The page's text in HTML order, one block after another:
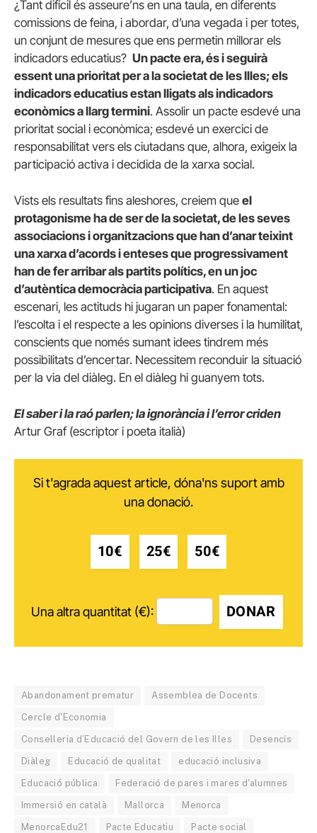
¿Tant difícil és asseure’ns en una taula, en diferents
comissions de feina, i abordar, d’una vegada i per totes,
un conjunt de mesures que ens permetin millorar els
indicadors educatius? Un pacte era, és i seguirà
essent una prioritat per a la societat de les Illes; els
indicadors educatius estan lligats als indicadors
econòmics a llarg termini. Assolir un pacte esdevé una
prioritat social i econòmica; esdevé un exercici de
responsabilitat vers els ciutadans que, alhora, exigeix la
participació activa i decidida de la xarxa social.
Vists els resultats fins aleshores, creiem que el
protagonisme ha de ser de la societat, de les seves
associacions i organitzacions que han d’anar teixint
una xarxa d’acords i enteses que progressivament
han de fer arribar als partits polítics, en un joc
d’autèntica democràcia participativa. En aquest
escenari, les actituds hi jugaran un paper fonamental:
l’escolta i el respecte a les opinions diverses i la humilitat,
conscients que només sumant idees tindrem més
possibilitats d’encertar. Necessitem reconduir la situació
per la via del diàleg. En el diàleg hi guanyem tots.
El saber i la raó parlen; la ignorància i l’error criden
Artur Graf (escriptor i poeta italià)
Si t'agrada aquest article, dóna'ns suport amb
una donació.
10€ 25€ 50€
Una altra quantitat (€): DONAR
Abandonament prematur Assemblea de Docents
Cercle d'Economia
Conselleria d’Educació del Govern de les Illes Desencís
Diàleg Educació de qualitat educació inclusiva
Educació pública Federació de pares i mares d'alumnes
Immersió en català Mallorca Menorca
MenorcaEdu21 Pacte Educatiu Pacte social